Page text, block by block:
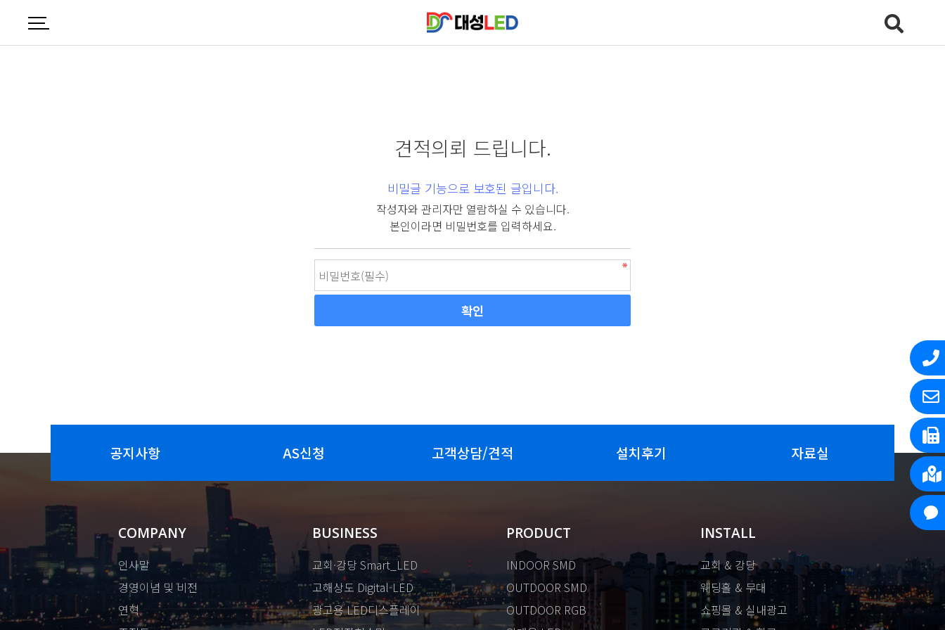
견적의뢰 드립니다.
비밀글 기능으로 보호된 글입니다.
작성자와 관리자만 열람하실 수 있습니다.
본인이라면 비밀번호를 입력하세요.
공지사항 AS신청 고객상담/견적 설치후기 자료실
COMPANY
인사말
경영이념 및 비전
연혁
BUSINESS
교회·강당 Smart_LED
고해상도 Digital-LED
광고용 LED디스플레이
PRODUCT
INDOOR SMD
OUTDOOR SMD
OUTDOOR RGB
INSTALL
교회 & 강당
웨딩홀 & 무대
쇼핑몰 & 실내광고